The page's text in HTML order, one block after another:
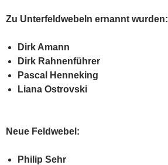
Zu Unterfeldwebeln ernannt wurden:
Dirk Amann
Dirk Rahnenführer
Pascal Henneking
Liana Ostrovski
Neue Feldwebel:
Philip Sehr